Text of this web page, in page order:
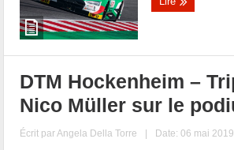
DTM Hockenheim –
Nico Müller sur le
Écrit parAngela Della Torre | Date: 06 mai 2019